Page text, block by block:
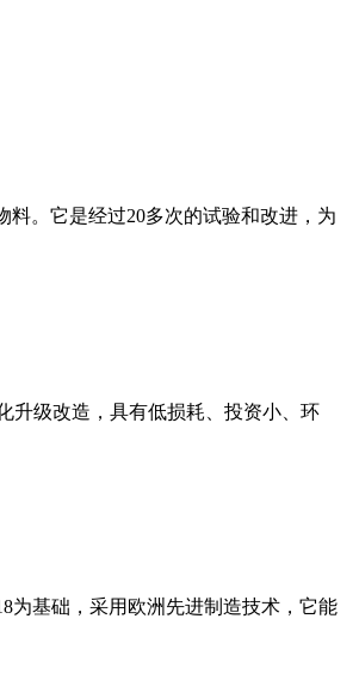
。它是经过20多次的试验和改进，为
升级改造，具有低损耗、投资小、环
为基础，采用欧洲先进制造技术，它能